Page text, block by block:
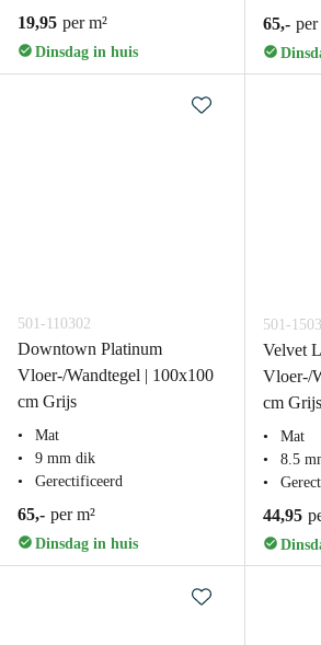
19,95 per m²
Dinsdag in huis
65,- per
501-110302
Downtown Platinum
Vloer-/Wandtegel | 100x100
cm Grijs
Mat
9 mm dik
Gerectificeerd
65,- per m²
Dinsdag in huis
501-
Velvet
Vloer-/
cm
Mat
8.5
44,95